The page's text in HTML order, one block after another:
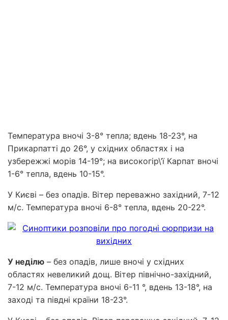
Температура вночі 3-8° тепла; вдень 18-23°, на
Прикарпатті до 26°, у східних областях і на
узбережжі морів 14-19°; на високогір\’ї Карпат вночі
1-6° тепла, вдень 10-15°.
У Києві – без опадів. Вітер переважно західний, 7-12
м/с. Температура вночі 6-8° тепла, вдень 20-22°.
У неділю – без опадів, лише вночі у східних
областях невеликий дощ. Вітер північно-західний,
7-12 м/с. Температура вночі 6-11 °, вдень 13-18°, на
заході та півдні країни 18-23°.